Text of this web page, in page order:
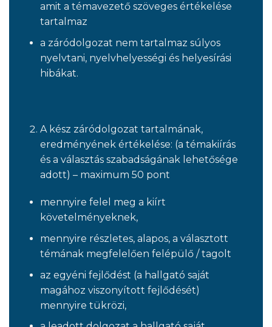
amit a témavezető szöveges értékelése
tartalmaz
a záródolgozat nem tartalmaz súlyos
nyelvtani, nyelvhelyességi és helyesírási
hibákat.
A kész záródolgozat tartalmának,
eredményének értékelése: (a témakiírás
és a választás szabadságának lehetősége
adott) – maximum 50 pont
mennyire felel meg a kiírt
követelményeknek,
mennyire részletes, alapos, a választott
témának megfelelően felépülő / tagolt
az egyéni fejlődést (a hallgató saját
magához viszonyított fejlődését)
mennyire tükrözi,